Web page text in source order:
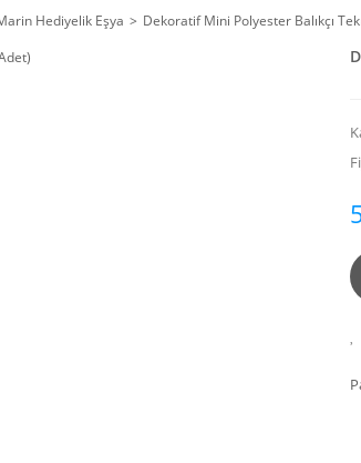
Hediyelik Eşya Dekoratif Mini Polyester Balıkçı